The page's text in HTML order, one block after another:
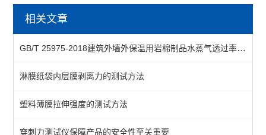
锋利度测试仪
牙科种植体动态疲劳试验
球囊导管爆破压力测试仪
摩擦力测试仪
织物静电衰减性测试仪
相关文章
GB/T 25975-2018建筑外墙外保温用岩棉制品水蒸气透过率测试应用
淋膜纸袋内层膜剥离力的测试方法
塑料薄膜拉伸强度的测试方法
穿刺力测试仪保障产品的安全性至关重要